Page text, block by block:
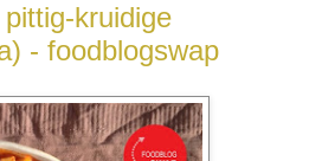
kruidige
- foodblogswap